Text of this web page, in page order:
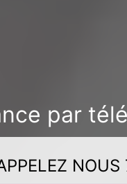
par
NOUS